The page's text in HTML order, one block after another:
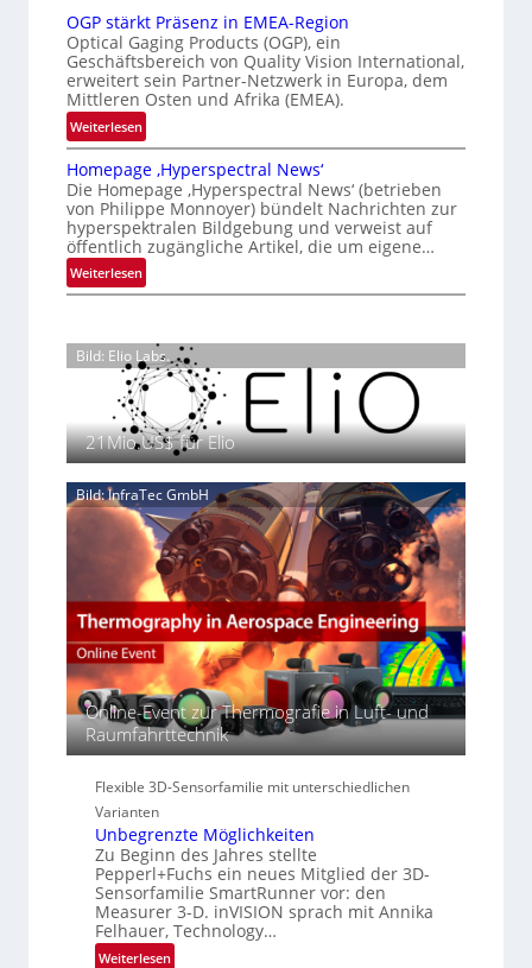
u
n
g
t
e
K
o
t
r
o
l
l
t
i
o
n
a
l
V
i
s
i
o
n
N
h
t
2
0
2
6
l
a
n
d
o
b
e
t
e
i
i
g
s
i
c
h
a
n
S
e
r
e
a
c
t
s
S
e
r
i
e
-
B
-
R
u
n
d
e
OGP stärkt Präsenz in EMEA-Region
Optical Gaging Products (OGP), ein
Geschäftsbereich von Quality Vision International,
erweitert sein Partner-Netzwerk in Europa, dem
Mittleren Osten und Afrika (EMEA).
Weiterlesen:
O
G
P
s
t
ä
r
P
r
ä
s
e
n
z
i
n
E
M
E
A
-
R
e
g
i
o
n
Homepage ‚Hyperspectral News‘
Die Homepage ‚Hyperspectral News‘ (betrieben
von Philippe Monnoyer) bündelt Nachrichten zur
hyperspektralen Bildgebung und verweist auf
öffentlich zugängliche Artikel, die um eigene…
Weiterlesen:
H
m
e
p
a
g
e
H
y
p
e
r
p
e
t
r
a
N
e
w
s
‘
Bild: Elio Labs.
21Mio.US$ für Elio
Bild: InfraTec GmbH
Online-Event zur Thermografie in Luft- und
Raumfahrttechnik
Flexible 3D-Sensorfamilie mit unterschiedlichen
Varianten
Unbegrenzte Möglichkeiten
Zu Beginn des Jahres stellte
Pepperl+Fuchs ein neues Mitglied der 3D-
Sensorfamilie SmartRunner vor: den
Measurer 3-D. inVISION sprach mit Annika
Felhauer, Technology…
Weiterlesen: